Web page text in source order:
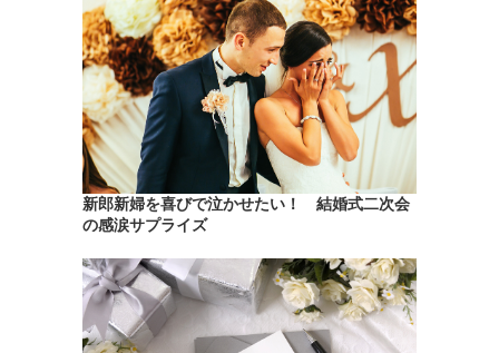
新郎新婦を喜びで泣かせたい！ 結婚式二次会
の感涙サプライズ